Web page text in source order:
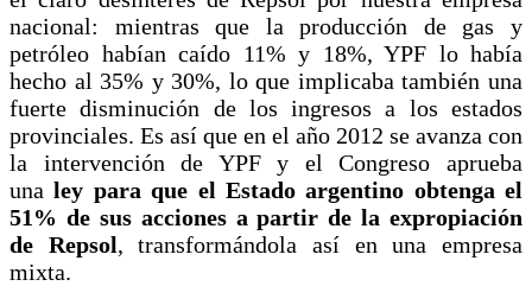
nacional: mientras que la producción de gas y
petróleo habían caído 11% y 18%, YPF lo había
hecho al 35% y 30%, lo que implicaba también una
fuerte disminución de los ingresos a los estados
provinciales. Es así que en el año 2012 se avanza con
la intervención de YPF y el Congreso aprueba
unaley para que el Estado argentino obtenga el
51% de sus acciones a partir de la expropiación
de Repsol, transformándola así en una empresa
mixta.